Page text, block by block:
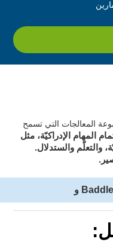
المعالجات التي تسمح
المهام الإدراكيّة، مثل
والتعلّم والستدلال.